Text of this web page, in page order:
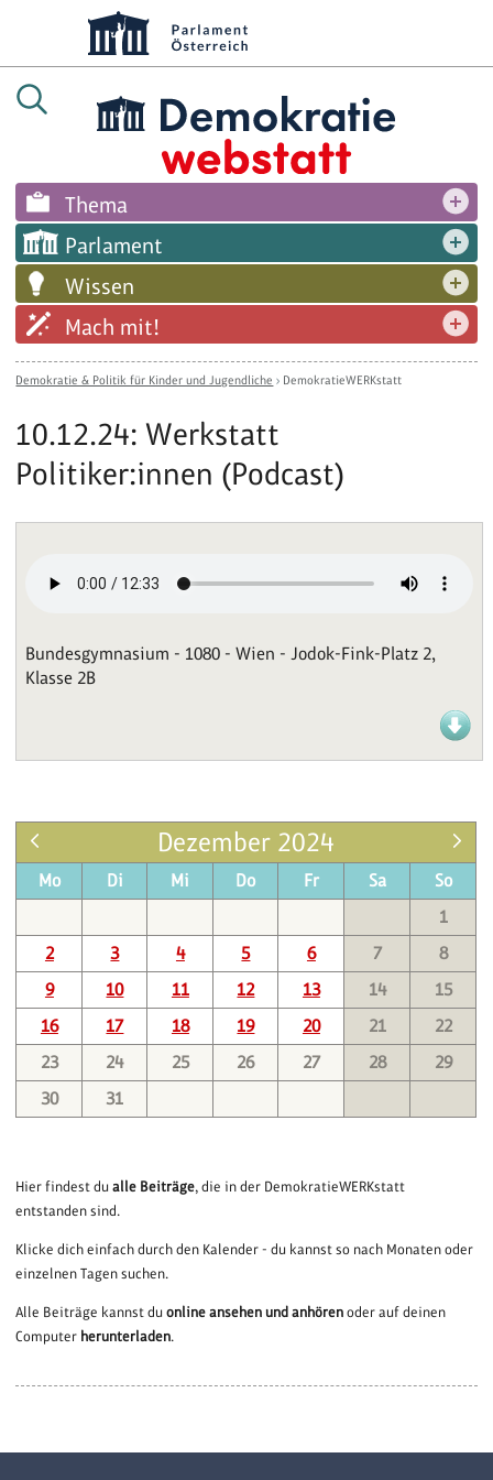
Thema
Parlament
Wissen
Mach mit!
Demokratie & Politik für Kinder und Jugendliche › DemokratieWERKstatt
10.12.24: Werkstatt
Politiker:innen (Podcast)
Bundesgymnasium - 1080 - Wien - Jodok-Fink-Platz 2,
Klasse 2B
Dezember 2024
Mo Di Mi Do Fr Sa
So
1
2
3 4 5 6 7
8
9
10 11 12 13 14
15
16
17 18 19 20 21
22
23
24 25 26 27 28
29
30
31
Hier findest dualle Beiträge, die in der DemokratieWERKstatt
entstanden sind.
Klicke dich einfach durch den Kalender - du kannst so nach Monaten oder
einzelnen Tagen suchen.
Alle Beiträge kannst duonline ansehen und anhören oder auf deinen
Computer herunterladen.